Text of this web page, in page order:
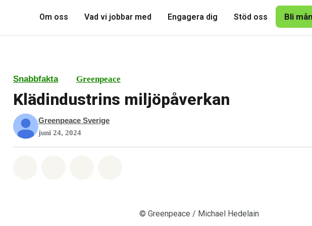
Om oss Vad vi jobbar med Engagera dig Stöd oss Bli
Snabbfakta Greenpeace
Klädindustrins miljöpåverkan
Greenpeace Sverige
juni 24, 2024
© Greenpeace / Michael Hedelain